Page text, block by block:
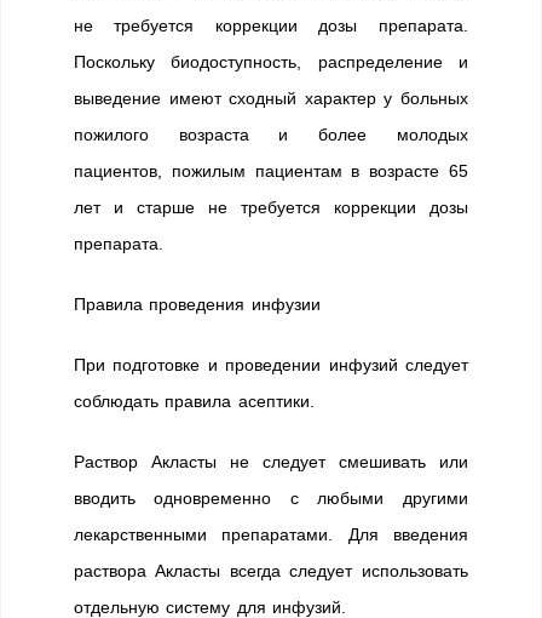
не требуется коррекции дозы препарата.
Поскольку биодоступность, распределение и
выведение имеют сходный характер у больных
пожилого возраста и более молодых
пациентов, пожилым пациентам в возрасте 65
лет и старше не требуется коррекции дозы
препарата.
Правила проведения инфузии
При подготовке и проведении инфузий следует
соблюдать правила асептики.
Раствор Акласты не следует смешивать или
вводить одновременно с любыми другими
лекарственными препаратами. Для введения
раствора Акласты всегда следует использовать
отдельную систему для инфузий.